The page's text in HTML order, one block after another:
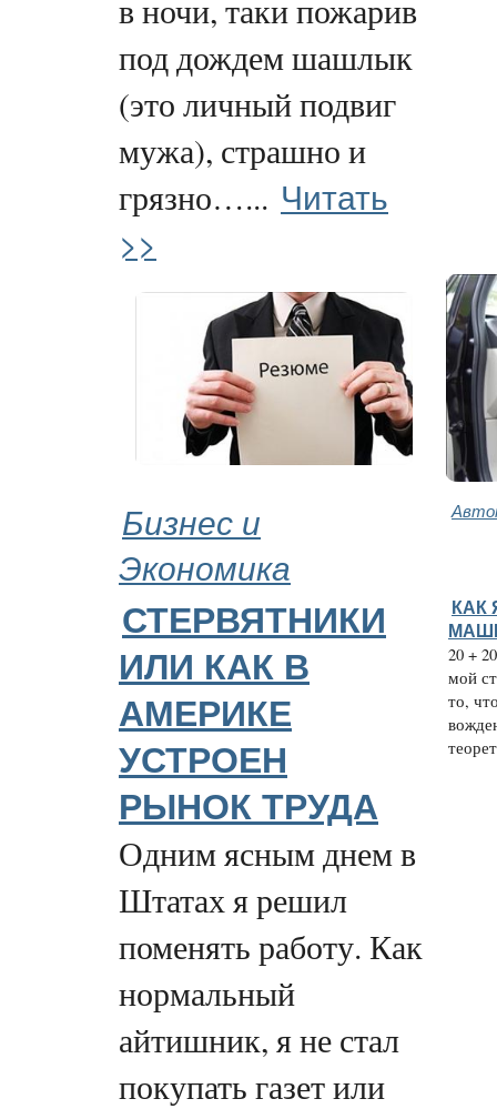
в ночи, таки пожарив
под дождем шашлык
(это личный подвиг
мужа), страшно и
грязно…... Читать
>>
Бизнес и
Экономика
СТЕРВЯТНИКИ
ИЛИ КАК В
АМЕРИКЕ
УСТРОЕН
РЫНОК ТРУДА
Одним ясным днем в
Штатах я решил
поменять работу. Как
нормальный
айтишник, я не стал
покупать газет или
КАК
20 +
мой
то,